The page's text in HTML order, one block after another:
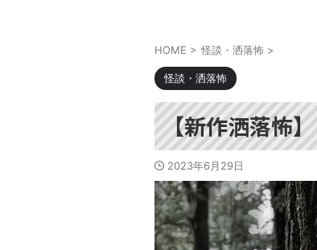
HOME > 怪談・洒落怖 >
怪談・洒落怖
【新作洒落怖
2023年6月29日